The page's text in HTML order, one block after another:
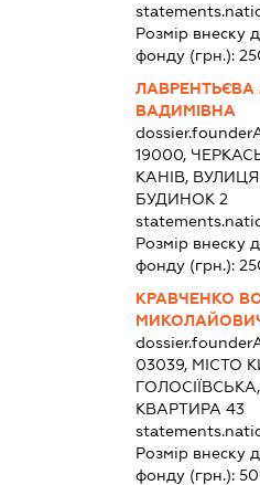
Розмір внеску
фонду (грн.):
ВАДИМІВНА
19000,
КАНІВ,
БУДИНОК 2
Розмір внеску
фонду (грн.):
КРАВЧЕНКО
03039, МІСТО
КВАРТИРА 43
Розмір внеску
фонду (грн.):